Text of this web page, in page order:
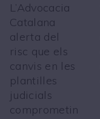
L’Advocacia
Catalana
alerta del
risc que els
canvis en les
plantilles
judicials
comprometin